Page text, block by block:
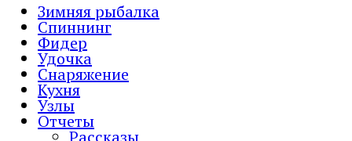
Зимняя рыбалка
Спиннинг
Фидер
Удочка
Снаряжение
Кухня
Узлы
Отчеты
Рассказы